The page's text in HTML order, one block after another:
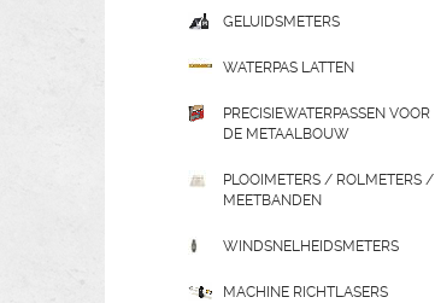
GELUIDSMETERS
WATERPAS LATTEN
PRECISIEWATERPASSEN VOOR
DE METAALBOUW
PLOOIMETERS / ROLMETERS /
MEETBANDEN
WINDSNELHEIDSMETERS
MACHINE RICHTLASERS